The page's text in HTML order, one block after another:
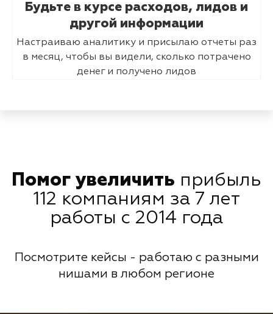
Будьте в курсе расходов, лидов и
другой информации
Настраиваю аналитику и присылаю отчеты раз
в месяц, чтобы вы видели, сколько потрачено
денег и получено лидов
Помог увеличить прибыль
112 компаниям за 7 лет
работы с 2014 года
Посмотрите кейсы - работаю с разными
нишами в любом регионе